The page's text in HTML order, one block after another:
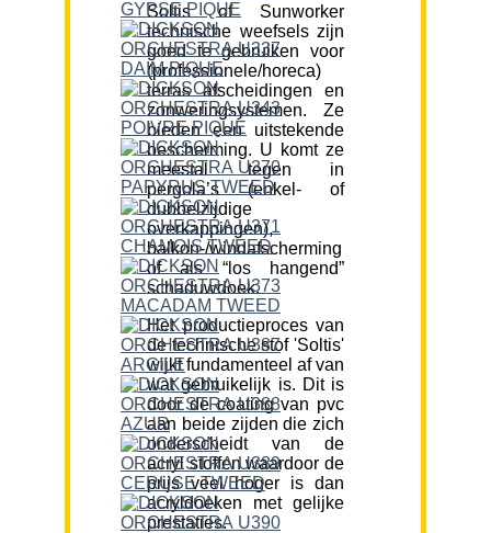
Soltis of Sunworker
technische weefsels zijn
goed te gebruiken voor
(professionele/horeca)
terras afscheidingen en
zonweringsystemen. Ze
bieden een uitstekende
bescherming. U komt ze
meestal tegen in
pergola’s (enkel- of
dubbelzijdige
overkappingen),
balkon-/windafscherming
of als “los hangend”
schaduwdoek.
Het productieproces van
de technische stof 'Soltis'
wijkt fundamenteel af van
wat gebruikelijk is. Dit is
door de coating van pvc
aan beide zijden die zich
onderscheidt van de
acryl stoffen waardoor de
prijs veel hoger is dan
acryldoeken met gelijke
prestaties.